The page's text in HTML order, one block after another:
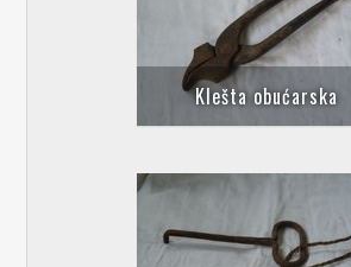
Klešta obućarska